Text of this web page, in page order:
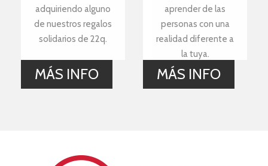
adquiriendo alguno
de nuestros regalos
solidarios de 22q.
MÁS INFO
aprender de las
personas con una
realidad diferente a
la tuya.
MÁS INFO